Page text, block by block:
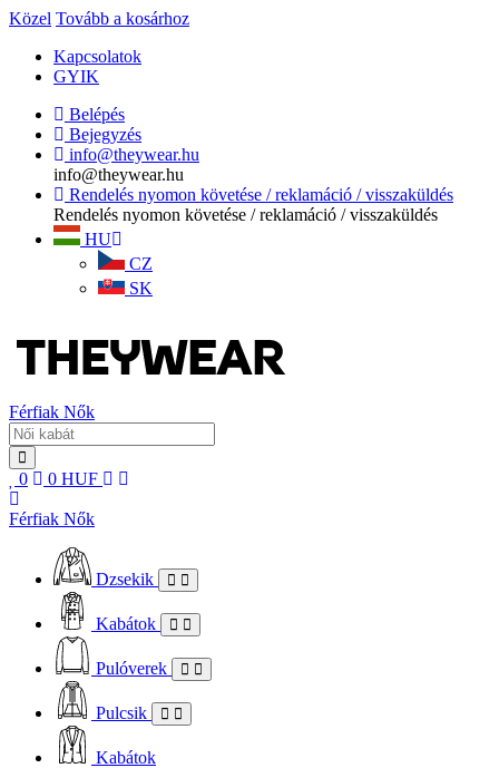
Közel Tovább a kosárhoz
Kapcsolatok
GYIK
Belépés
Bejegyzés
info@theywear.hu
info@theywear.hu
Rendelés nyomon követése / reklamáció / visszaküldés
Rendelés nyomon követése / reklamáció / visszaküldés
HU
CZ
SK
Férfiak Nők
0 0 HUF
Férfiak Nők
Dzsekik
Kabátok
Pulóverek
Pulcsik
Kabátok